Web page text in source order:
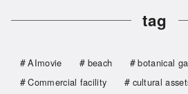
tag
AImovie beach botanical
Commercial facility
cultural